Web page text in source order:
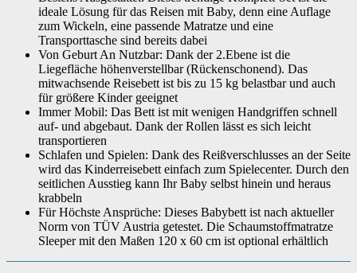
ideale Lösung für das Reisen mit Baby, denn eine Auflage
zum Wickeln, eine passende Matratze und eine
Transporttasche sind bereits dabei
Von Geburt An Nutzbar: Dank der 2.Ebene ist die
Liegefläche höhenverstellbar (Rückenschonend). Das
mitwachsende Reisebett ist bis zu 15 kg belastbar und auch
für größere Kinder geeignet
Immer Mobil: Das Bett ist mit wenigen Handgriffen schnell
auf- und abgebaut. Dank der Rollen lässt es sich leicht
transportieren
Schlafen und Spielen: Dank des Reißverschlusses an der Seite
wird das Kinderreisebett einfach zum Spielecenter. Durch den
seitlichen Ausstieg kann Ihr Baby selbst hinein und heraus
krabbeln
Für Höchste Ansprüche: Dieses Babybett ist nach aktueller
Norm von TÜV Austria getestet. Die Schaumstoffmatratze
Sleeper mit den Maßen 120 x 60 cm ist optional erhältlich